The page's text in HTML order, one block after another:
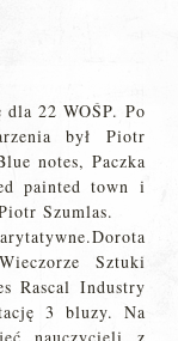
22 WOŚP. Po
był Piotr
notes, Paczka
painted town i
Szumlas.
Sztuki
Rascal Industry
3 bluzy. Na